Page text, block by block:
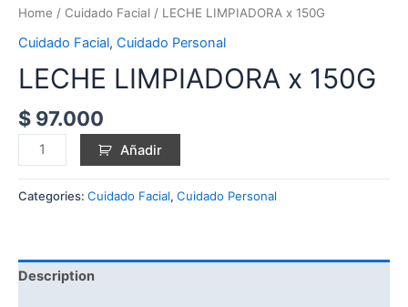
Home / Cuidado Facial / LECHE LIMPIADORA x 150G
Cuidado Facial, Cuidado Personal
LECHE LIMPIADORA x 150G
$ 97.000
Añadir
Categories: Cuidado Facial, Cuidado Personal
Description